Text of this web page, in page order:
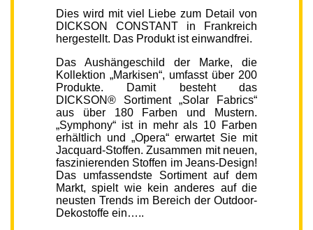
Dies wird mit viel Liebe zum Detail von
DICKSON CONSTANT in Frankreich
hergestellt. Das Produkt ist einwandfrei.
Das Aushängeschild der Marke, die
Kollektion „Markisen“, umfasst über 200
Produkte. Damit besteht das
DICKSON® Sortiment „Solar Fabrics“
aus über 180 Farben und Mustern.
„Symphony“ ist in mehr als 10 Farben
erhältlich und „Opera“ erwartet Sie mit
Jacquard-Stoffen. Zusammen mit neuen,
faszinierenden Stoffen im Jeans-Design!
Das umfassendste Sortiment auf dem
Markt, spielt wie kein anderes auf die
neusten Trends im Bereich der Outdoor-
Dekostoffe ein…..